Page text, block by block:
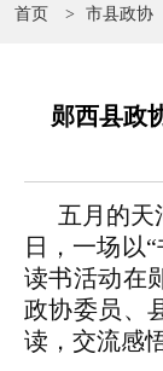
首页 > 市县政协
郧西县政
五月的天
日，一场以
读书活动在
政协委员、
读，交流感悟